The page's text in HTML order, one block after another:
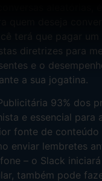
quem deseja
terá que pagar
diretrizes para
e o
a sua jogatina.
93% dos
e essencial
fonte de
enviar lembretes
– o Slack
também pode